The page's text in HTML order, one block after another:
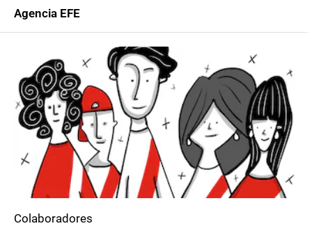
Agencia EFE
Colaboradores